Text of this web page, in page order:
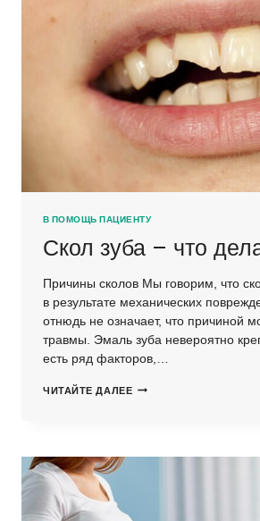
В ПОМОЩЬ ПАЦИЕНТУ
Скол зуба – что
Причины сколов Мы говорим, что
в результате механических
отнюдь не означает, что причиной
травмы. Эмаль зуба невероятно
есть ряд факторов,…
ЧИТАЙТЕ ДАЛЕЕ СКОЛ